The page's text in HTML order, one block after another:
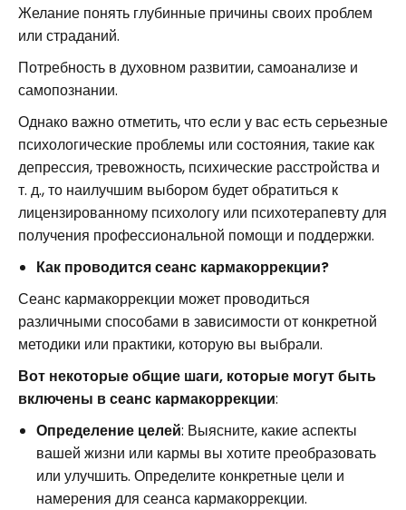
Желание понять глубинные причины своих проблем
или страданий.
Потребность в духовном развитии, самоанализе и
самопознании.
Однако важно отметить, что если у вас есть серьезные
психологические проблемы или состояния, такие как
депрессия, тревожность, психические расстройства и
т. д., то наилучшим выбором будет обратиться к
лицензированному психологу или психотерапевту для
получения профессиональной помощи и поддержки.
Как проводится сеанс кармакоррекции?
Сеанс кармакоррекции может проводиться
различными способами в зависимости от конкретной
методики или практики, которую вы выбрали.
Вот некоторые общие шаги, которые могут быть
включены в сеанс кармакоррекции:
Определение целей: Выясните, какие аспекты
вашей жизни или кармы вы хотите преобразовать
или улучшить. Определите конкретные цели и
намерения для сеанса кармакоррекции.